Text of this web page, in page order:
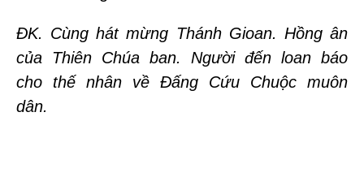
ĐK. Cùng hát mừng Thánh Gioan. Hồng ân
của Thiên Chúa ban. Người đến loan báo
cho thế nhân về Đấng Cứu Chuộc muôn
dân.